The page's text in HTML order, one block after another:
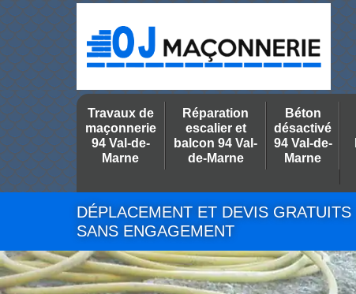
Travaux de
maçonnerie
94 Val-de-
Marne
Réparation
escalier et
balcon 94 Val-
de-Marne
Béton
désactivé
94 Val-de-
Marne
DÉPLACEMENT ET DEVIS GRATUITS
SANS ENGAGEMENT